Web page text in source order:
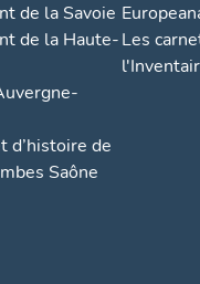
de la Savoie
de la Haute-
d’histoire de
Saône
Les